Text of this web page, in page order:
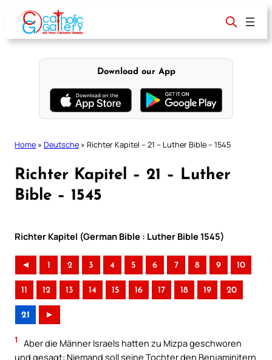
content
Download our App
Home » Deutsche » Richter Kapitel – 21 – Luther Bible – 1545
Richter Kapitel – 21 – Luther
Bible – 1545
Richter Kapitel (German Bible : Luther Bible 1545)
◄ 1 2 3 4 5 6 7 8 9 10
11 12 13 14 15 16 17 18 19 20
21 ►
1
Aber die Männer Israels hatten zu Mizpa geschworen
und gesagt: Niemand soll seine Tochter den Benjaminitern